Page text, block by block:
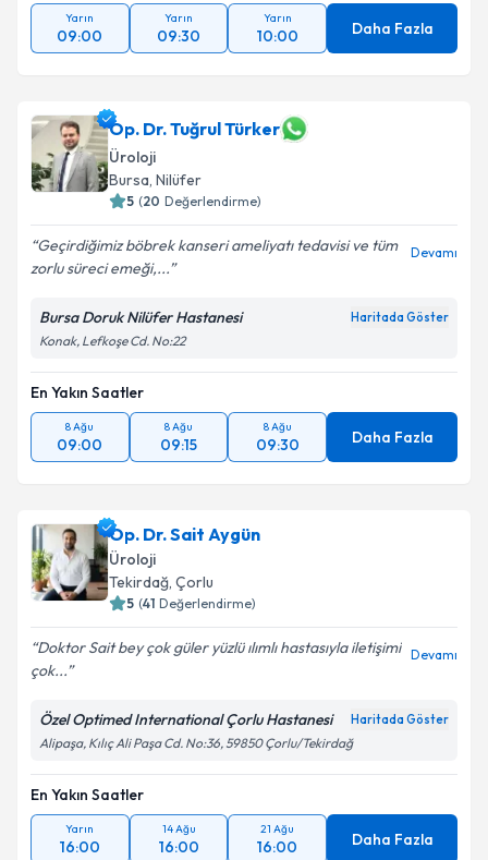
Yarın
09:00
Yarın
09:30
Yarın
10:00 Daha Fazla
Op. Dr. Tuğrul Türker
Üroloji
Bursa, Nilüfer
5 (20 Değerlendirme)
Geçirdiğimiz böbrek kanseri ameliyatı tedavisi ve tüm
zorlu süreci emeği,...
Devamı
Bursa Doruk Nilüfer Hastanesi Haritada Göster
Konak, Lefkoşe Cd. No:22
En Yakın Saatler
8 Ağu
09:00
8 Ağu
09:15
8 Ağu
09:30 Daha Fazla
Op. Dr. Sait Aygün
Üroloji
Tekirdağ, Çorlu
5 (41 Değerlendirme)
Doktor Sait bey çok güler yüzlü ılımlı hastasıyla iletişimi
çok...
Devamı
Özel Optimed International Çorlu Hastanesi Haritada Göster
Alipaşa, Kılıç Ali Paşa Cd. No:36, 59850 Çorlu/Tekirdağ
En Yakın Saatler
Yarın
16:00
14 Ağu
16:00
21 Ağu
16:00 Daha Fazla